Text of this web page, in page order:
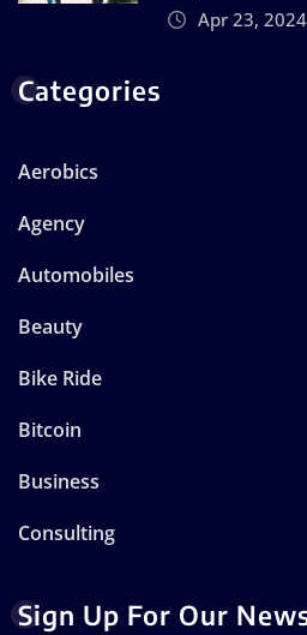
Apr 23, 2024
Categories
Aerobics
Agency
Automobiles
Beauty
Bike Ride
Bitcoin
Business
Consulting
Sign Up For Our